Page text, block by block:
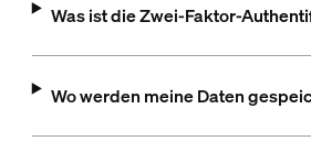
Was ist die Zwei-Faktor-
Wo werden meine Daten